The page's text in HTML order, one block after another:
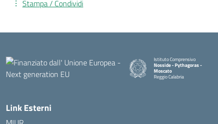
Stampa / Condividi
Istituto Comprensivo
Nosside - Pythagoras -
Moscato
Reggio Calabria
— Visita la pagina iniziale della
Link Esterni